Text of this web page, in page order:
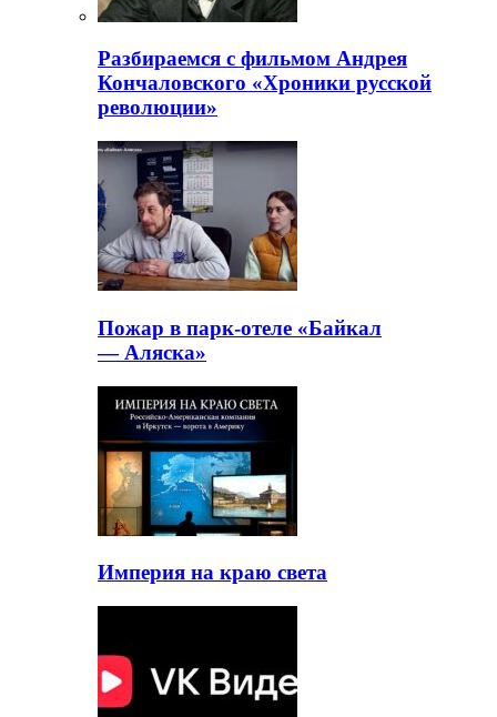
Разбираемся с фильмом Андрея
Кончаловского «Хроники русской
революции»
Пожар в парк-отеле «Байкал
— Аляска»
Империя на краю света